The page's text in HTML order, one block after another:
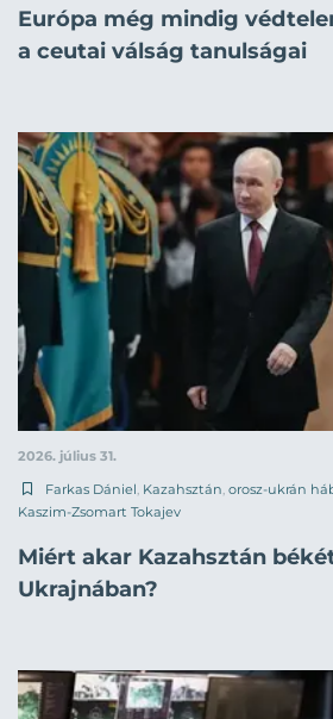
Európa még mindig
a ceutai válság tanulságai
2026. július 31.
Farkas Dániel, Kazahsztán, orosz-ukrán
Kaszim-Zsomart Tokajev
Miért akar Kazahsztán
Ukrajnában?